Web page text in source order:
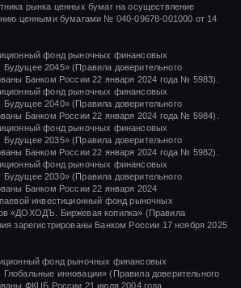
рынка ценных бумаг на осуществление
ценными бумагами № 040-09678-001000 от 14
фонд рыночных финансовых
2045» (Правила доверительного
Банком России 22 января 2024 года № 5983).
фонд рыночных финансовых
2040» (Правила доверительного
Банком России 22 января 2024 года № 5984).
фонд рыночных финансовых
2035» (Правила доверительного
Банком России 22 января 2024 года № 5982).
фонд рыночных финансовых
2030» (Правила доверительного
Банком России 22 января 2024
инвестиционный фонд рыночных
«ДОХОДЪ. Биржевая копилка» (Правила
зарегистрированы Банком России 17 ноября 2025
фонд рыночных финансовых
инновации» (Правила доверительного
ФКЦБ России 21 июля 2004 года